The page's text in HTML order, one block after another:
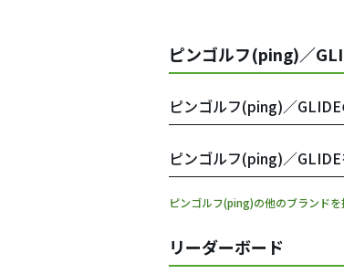
ピンゴルフ(ping)／
ピンゴルフ(ping)／
ピンゴルフ(ping)／
ピンゴルフ(ping)の他のブランドを
リーダーボード